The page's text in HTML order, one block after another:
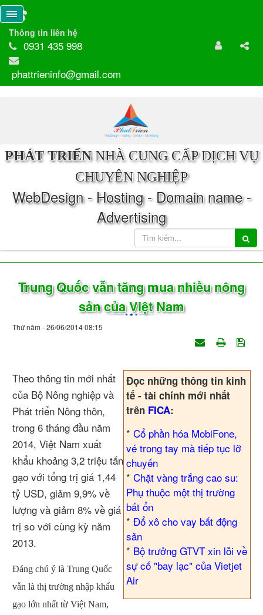
Thông tin liên hệ
0931 435 998
phattrieninfo@gmail.com
PHÁT TRIỂNNHÀ CUNG CẤP DỊCH VỤ
CHUYÊN NGHIỆP
WebDesign - Hosting - Domain name -
Advertising
Trung Quốc vẫn tăng mua nhiều nông
sản của Việt Nam
Thứ năm - 26/06/2014 08:15
Đọc những thông tin kinh
tế - tài chính mới nhất
trên FICA:
* Cổ phần hóa MobiFone,
vé trong tay mà tiếp tục lỡ
chuyến
* Chặt vàng trắng cao su:
Phụ thuộc một thị trường
bất ổn
* Đổ xô cho vay bất động
sản
* Bộ trưởng GTVT xin lỗi về
sự cố "bay lạc" của Vietjet
Air
Theo thông tin mới nhất
của Bộ Nông nghiệp và
Phát triển Nông thôn,
trong 6 tháng đầu năm
2014, Việt Nam xuất
khẩu khoảng 3,2 triệu tấn
gạo với tổng trị giá 1,44
tỷ USD, giảm 9,9% về
lượng và giảm 8% về giá
trị so với cùng kỳ năm
2013.
Đáng chú ý là Trung Quốc
vẫn là thị trường nhập khẩu
gạo lớn nhất từ Việt Nam,